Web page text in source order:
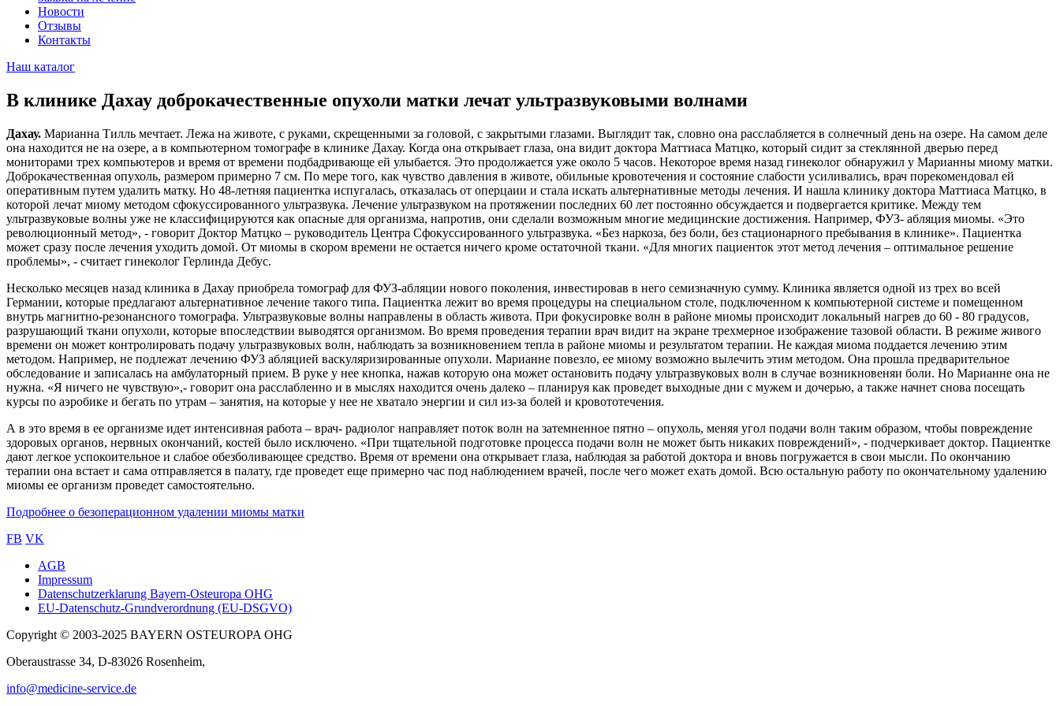
Новости
Отзывы
Контакты
Наш каталог
В клинике Дахау доброкачественные опухоли матки лечат ультразвуковыми волнами
Дахау. Марианна Тилль мечтает. Лежа на животе, с руками, скрещенными за головой, с закрытыми глазами. Выглядит так, словно она расслабляется в солнечный день на озере. На самом деле
она находится не на озере, а в компьютерном томографе в клинике Дахау. Когда она открывает глаза, она видит доктора Маттиаса Матцко, который сидит за стеклянной дверью перед
мониторами трех компьютеров и время от времени подбадривающе ей улыбается. Это продолжается уже около 5 часов. Некоторое время назад гинеколог обнаружил у Марианны миому матки.
Доброкачественная опухоль, размером примерно 7 см. По мере того, как чувство давления в животе, обильные кровотечения и состояние слабости усиливались, врач порекомендовал ей
оперативным путем удалить матку. Но 48-летняя пациентка испугалась, отказалась от оперцаии и стала искать альтернативные методы лечения. И нашла клинику доктора Маттиаса Матцко, в
которой лечат миому методом сфокуссированного ультразвука. Лечение ультразвуком на протяжении последних 60 лет постоянно обсуждается и подвергается критике. Между тем
ультразвуковые волны уже не классифицируются как опасные для организма, напротив, они сделали возможным многие медицинские достижения. Например, ФУЗ- абляция миомы. «Это
революционный метод», - говорит Доктор Матцко – руководитель Центра Сфокуссированного ультразвука. «Без наркоза, без боли, без стационарного пребывания в клинике». Пациентка
может сразу после лечения уходить домой. От миомы в скором времени не остается ничего кроме остаточной ткани. «Для многих пациенток этот метод лечения – оптимальное решение
проблемы», - считает гинеколог Герлинда Дебус.
Несколько месяцев назад клиника в Дахау приобрела томограф для ФУЗ-абляции нового поколения, инвестировав в него семизначную сумму. Клиника является одной из трех во всей
Германии, которые предлагают альтернативное лечение такого типа. Пациентка лежит во время процедуры на специальном столе, подключенном к компьютерной системе и помещенном
внутрь магнитно-резонансного томографа. Ультразвуковые волны направлены в область живота. При фокусировке волн в районе миомы происходит локальный нагрев до 60 - 80 градусов,
разрушающий ткани опухоли, которые впоследствии выводятся организмом. Во время проведения терапии врач видит на экране трехмерное изображение тазовой области. В режиме живого
времени он может контролировать подачу ультразвуковых волн, наблюдать за возникновением тепла в районе миомы и результатом терапии. Не каждая миома поддается лечению этим
методом. Например, не подлежат лечению ФУЗ абляцией васкуляризированные опухоли. Марианне повезло, ее миому возможно вылечить этим методом. Она прошла предварительное
обследование и записалась на амбулаторный прием. В руке у нее кнопка, нажав которую она может остановить подачу ультразвуковых волн в случае возникновеняи боли. Но Марианне она не
нужна. «Я ничего не чувствую»,- говорит она расслабленно и в мыслях находится очень далеко – планируя как проведет выходные дни с мужем и дочерью, а также начнет снова посещать
курсы по аэробике и бегать по утрам – занятия, на которые у нее не хватало энергии и сил из-за болей и кровототечения.
А в это время в ее организме идет интенсивная работа – врач- радиолог направляет поток волн на затемненное пятно – опухоль, меняя угол подачи волн таким образом, чтобы повреждение
здоровых органов, нервных окончаний, костей было исключено. «При тщательной подготовке процесса подачи волн не может быть никаких повреждений», - подчеркивает доктор. Пациентке
дают легкое успокоительное и слабое обезболивающее средство. Время от времени она открывает глаза, наблюдая за работой доктора и вновь погружается в свои мысли. По окончанию
терапии она встает и сама отправляется в палату, где проведет еще примерно час под наблюдением врачей, после чего может ехать домой. Всю остальную работу по окончательному удалению
миомы ее организм проведет самостоятельно.
Подробнее о безоперационном удалении миомы матки
FB VK
Sub
footer
AGB
Impressum
Datenschutzerklarung Bayern-Osteuropa OHG
EU-Datenschutz-Grundverordnung (EU-DSGVO)
Copyright © 2003-2025 BAYERN OSTEUROPA OHG
Oberaustrasse 34, D-83026 Rosenheim,
info@medicine-service.de